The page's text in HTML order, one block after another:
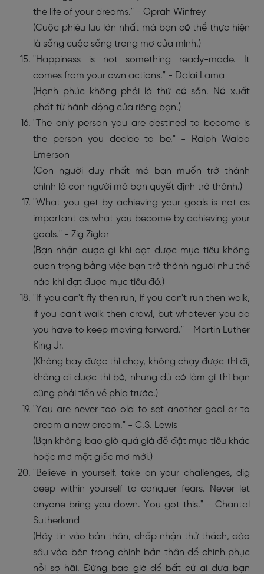
the life of your dreams." - Oprah Winfrey
(Cuộc phiêu lưu lớn nhất mà bạn có thể thực hiện
là sống cuộc sống trong mơ của mình.)
"Happiness is not something ready-made. It
comes from your own actions." - Dalai Lama
(Hạnh phúc không phải là thứ có sẵn. Nó xuất
phát từ hành động của riêng bạn.)
"The only person you are destined to become is
the person you decide to be." - Ralph Waldo
Emerson
(Con người duy nhất mà bạn muốn trở thành
chính là con người mà bạn quyết định trở thành.)
"What you get by achieving your goals is not as
important as what you become by achieving your
goals." - Zig Ziglar
(Bạn nhận được gì khi đạt được mục tiêu không
quan trọng bằng việc bạn trở thành người như thế
nào khi đạt được mục tiêu đó.)
"If you can't fly then run, if you can't run then walk,
if you can't walk then crawl, but whatever you do
you have to keep moving forward." - Martin Luther
King Jr.
(Không bay được thì chạy, không chạy được thì đi,
không đi được thì bò, nhưng dù có làm gì thì bạn
cũng phải tiến về phía trước.)
"You are never too old to set another goal or to
dream a new dream." - C.S. Lewis
(Bạn không bao giờ quá già để đặt mục tiêu khác
hoặc mơ một giấc mơ mới.)
"Believe in yourself, take on your challenges, dig
deep within yourself to conquer fears. Never let
anyone bring you down. You got this." - Chantal
Sutherland
(Hãy tin vào bản thân, chấp nhận thử thách, đào
sâu vào bên trong chính bản thân để chinh phục
nỗi sợ hãi. Đừng bao giờ để bất cứ ai đưa bạn